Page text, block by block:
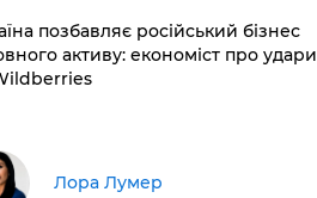
позбавляє російський бізнес
активу: економіст про удари
​Лора Лумер